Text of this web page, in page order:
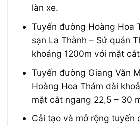
làn xe.
Tuyến đường Hoàng Hoa
sạn La Thành – Sứ quán
khoảng 1200m với mặt
Tuyến đường Giang Văn
Hoàng Hoa Thám dài
mặt cắt ngang 22,5 – 30
Cải tạo và mở rộng tuyến